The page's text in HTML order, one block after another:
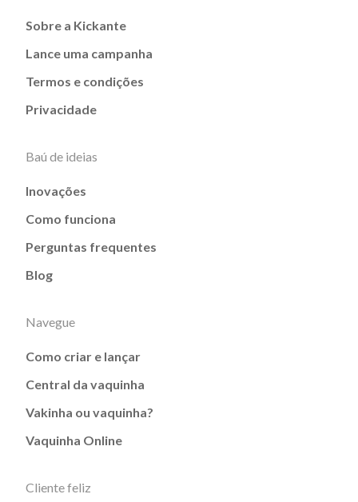
Sobre a Kickante
Lance uma campanha
Termos e condições
Privacidade
Baú de ideias
Inovações
Como funciona
Perguntas frequentes
Blog
Navegue
Como criar e lançar
Central da vaquinha
Vakinha ou vaquinha?
Vaquinha Online
Cliente feliz